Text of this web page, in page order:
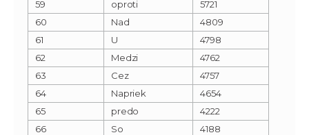
59
oproti
5721
60
Nad
4809
61
U
4798
62
Medzi
4762
63
Cez
4757
64
Napriek
4654
65
predo
4222
66
So
4188